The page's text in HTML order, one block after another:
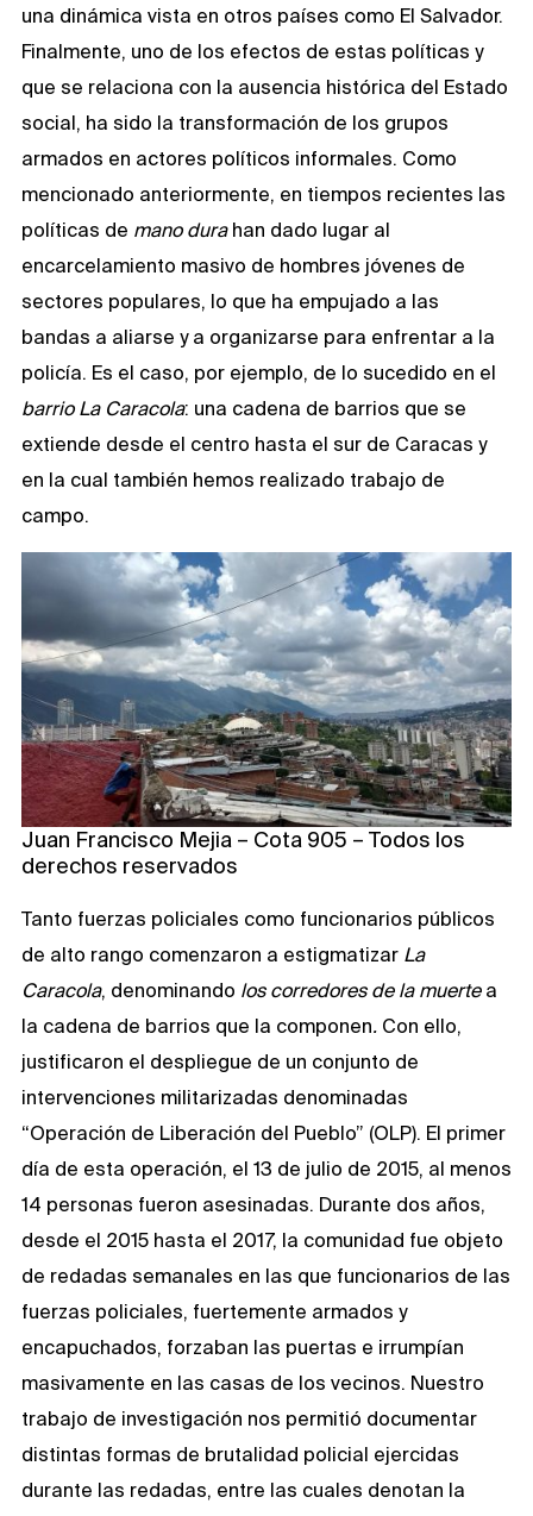
una dinámica vista en otros países como El Salvador.
Finalmente, uno de los efectos de estas políticas y
que se relaciona con la ausencia histórica del Estado
social, ha sido la transformación de los grupos
armados en actores políticos informales. Como
mencionado anteriormente, en tiempos recientes las
políticas de mano durahan dado lugar al
encarcelamiento masivo de hombres jóvenes de
sectores populares, lo que ha empujado a las
bandas a aliarse y a organizarse para enfrentar a la
policía. Es el caso, por ejemplo, de lo sucedido en el
barrio La Caracola: una cadena de barrios que se
extiende desde el centro hasta el sur de Caracas y
en la cual también hemos realizado trabajo de
campo.
Juan Francisco Mejia – Cota 905 – Todos los
derechos reservados
Tanto fuerzas policiales como funcionarios públicos
de alto rango comenzaron a estigmatizar La
Caracola, denominando los corredores de la muertea
la cadena de barrios que la componen. Con ello,
justificaron el despliegue de un conjunto de
intervenciones militarizadas denominadas
“Operación de Liberación del Pueblo” (OLP). El primer
día de esta operación, el 13 de julio de 2015, al menos
14 personas fueron asesinadas. Durante dos años,
desde el 2015 hasta el 2017, la comunidad fue objeto
de redadas semanales en las que funcionarios de las
fuerzas policiales, fuertemente armados y
encapuchados, forzaban las puertas e irrumpían
masivamente en las casas de los vecinos. Nuestro
trabajo de investigación nos permitió documentar
distintas formas de brutalidad policial ejercidas
durante las redadas, entre las cuales denotan la